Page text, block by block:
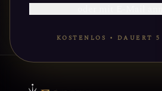
KOSTENLOS • DAUERT